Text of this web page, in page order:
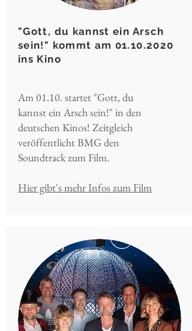
"Gott, du kannst ein Arsch
sein!" kommt am 01.10.2020
ins Kino
Am 01.10. startet "Gott, du
kannst ein Arsch sein!" in den
deutschen Kinos! Zeitgleich
veröffentlicht BMG den
Soundtrack zum Film.
Hier gibt's mehr Infos zum Film